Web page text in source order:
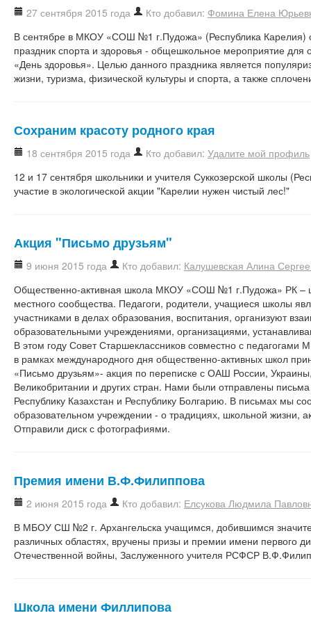
27 сентября 2015 года Кто добавил: Фомина Елена
В сентябре в МКОУ «СОШ №1 г.Пудожа» (Республика Карелия)
праздник спорта и здоровья - общешкольное мероприятие для
«День здоровья». Целью данного праздника является
жизни, туризма, физической культуры и спорта, а также
Сохраним красоту родного края
18 сентября 2015 года Кто добавил: Удалите мой профиль
12 и 17 сентября школьники и учителя Суккозерской школы
участие в экологической акции "Карелии нужен чистый лес!"
Акция "Письмо друзьям"
9 июня 2015 года Кто добавил: Калушевская Алина
Общественно-активная школа МКОУ «СОШ №1 г.Пудожа» РК –
местного сообщества. Педагоги, родители, учащиеся школы
участниками в делах образования, воспитания, организуют
образовательными учреждениями, организациями,
В этом году Совет Старшеклассников совместно с
в рамках международного дня общественно-активных школ
«Письмо друзьям»- акция по переписке с ОАШ России,
Великобритании и других стран. Нами были отправлены письма
Республику Казахстан и Республику Болгарию. В письмах мы
образовательном учреждении - о традициях, школьной жизни,
Отправили диск с фотографиями.
Премия имени В.Ф.Филиппова
2 июня 2015 года Кто добавил: Елсукова Людмила
В МБОУ СШ №2 г. Архангельска учащимся, добившимся
различных областях, вручены призы и премии имени первого
Отечественной войны, Заслуженного учителя РСФСР
Школа имени Филлипова